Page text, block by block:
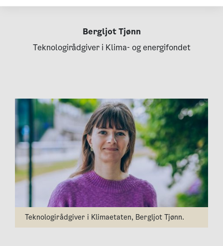
Bergljot Tjønn
Teknologirådgiver i Klima- og energifondet
Teknologirådgiver i Klimaetaten, Bergljot Tjønn.